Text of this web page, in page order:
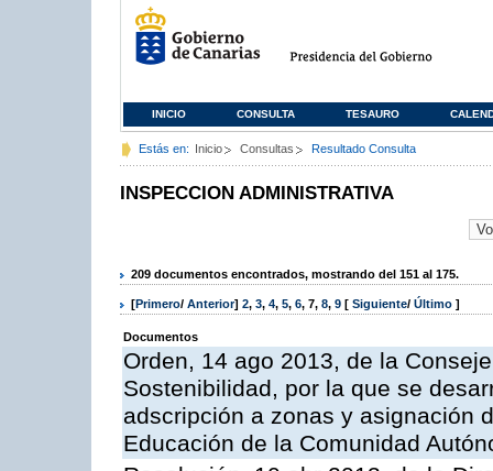
INICIO CONSULTA TESAURO
Estás en: Inicio Consultas Resultado Consulta
INSPECCION ADMINISTRATIVA
209 documentos encontrados, mostrando del 151 al 175.
[Primero/ Anterior] 2, 3, 4, 5, 6, 7, 8, 9 [ Siguiente/ Último ]
Documentos
Orden, 14 ago 2013, de la
Sostenibilidad, por la que se
adscripción a zonas y asignación
Educación de la Comunidad